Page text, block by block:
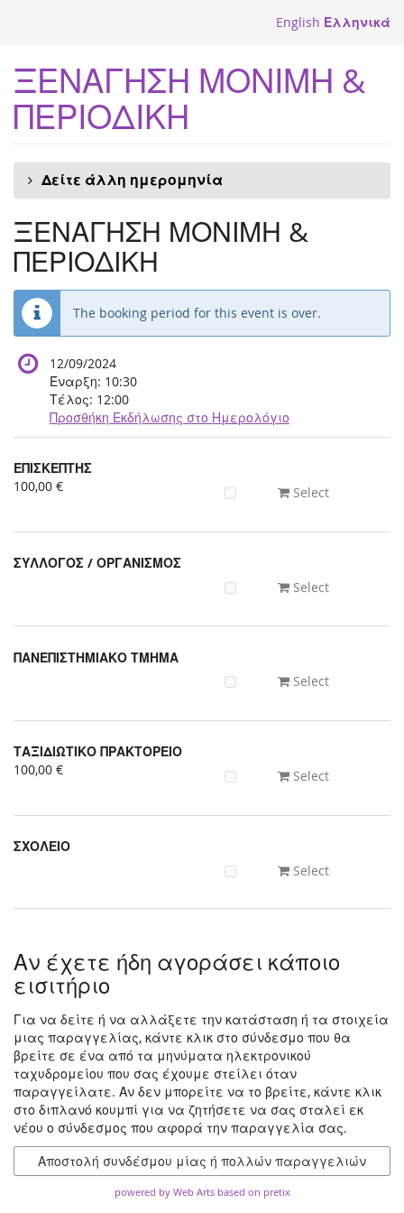
English Ελληνικά
ΞΕΝΑΓΗΣΗ ΜΟΝΙΜΗ &
ΠΕΡΙΟΔΙΚΗ
Δείτε άλλη ημερομηνία
ΞΕΝΑΓΗΣΗ ΜΟΝΙΜΗ &
ΠΕΡΙΟΔΙΚΗ
The booking period for this event is over.
12/09/2024
Έναρξη: 10:30
Τέλος: 12:00
Προσθήκη Εκδήλωσης στο Ημερολόγιο
Προϊόντα
Uncategorized
ΕΠΙΣΚΕΠΤΗΣ
100,00 €
Select
ΣΥΛΛΟΓΟΣ / ΟΡΓΑΝΙΣΜΟΣ
Select
ΠΑΝΕΠΙΣΤΗΜΙΑΚΟ ΤΜΗΜΑ
Select
ΤΑΞΙΔΙΩΤΙΚΟ ΠΡΑΚΤΟΡΕΙΟ
100,00 €
Select
ΣΧΟΛΕΙΟ
Select
Αν έχετε ήδη αγοράσει κάποιο
εισιτήριο
Για να δείτε ή να αλλάξετε την κατάσταση ή τα στοιχεία
μιας παραγγελίας, κάντε κλικ στο σύνδεσμο που θα
βρείτε σε ένα από τα μηνύματα ηλεκτρονικού
ταχυδρομείου που σας έχουμε στείλει όταν
παραγγείλατε. Αν δεν μπορείτε να το βρείτε, κάντε κλικ
στο διπλανό κουμπί για να ζητήσετε να σας σταλεί εκ
νέου ο σύνδεσμος που αφορά την παραγγελία σας.
Αποστολή συνδέσμου μίας ή πολλών παραγγελιών
powered by Web Arts based on pretix